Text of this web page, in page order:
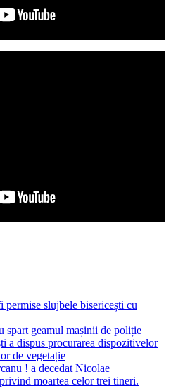
slujbele bisericești cu
spart geamul mașinii de poliție
a dispus procurarea dispozitivelor
de vegetație
! a decedat Nicolae
moartea celor trei tineri.